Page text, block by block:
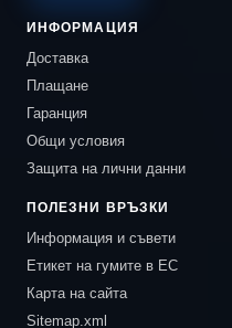
ИНФОРМАЦИЯ
Доставка
Плащане
Гаранция
Общи условия
Защита на лични данни
ПОЛЕЗНИ ВРЪЗКИ
Информация и съвети
Етикет на гумите в ЕС
Карта на сайта
Sitemap.xml